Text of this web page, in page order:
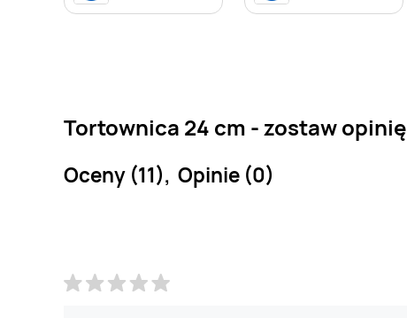
Tortownica 24 cm - zostaw opinię
Oceny (11), Opinie (0)